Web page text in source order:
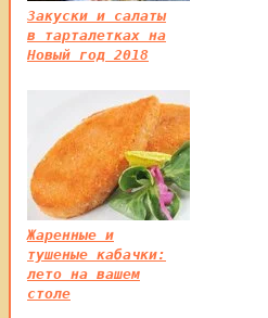
Закуски и салаты
в тарталетках на
Новый год 2018
Жаренные и
тушеные кабачки:
лето на вашем
столе